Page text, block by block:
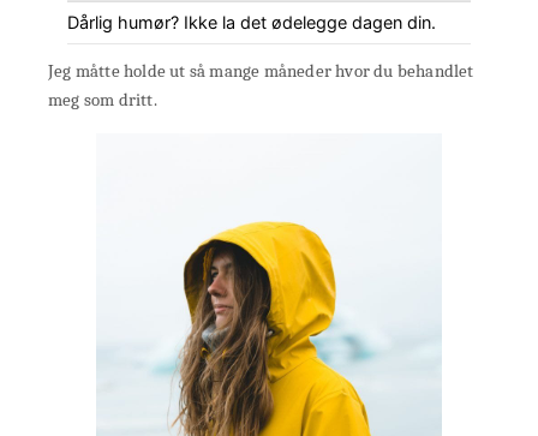
Dårlig humør? Ikke la det ødelegge dagen din.
Jeg måtte holde ut så mange måneder hvor du behandlet
meg som dritt.